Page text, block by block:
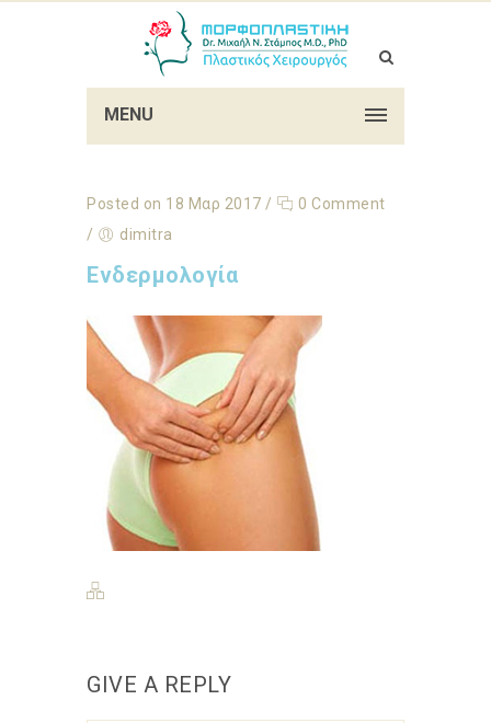
MENU
Posted on 18 Μαρ 2017 /
0 Comment
/
dimitra
Ενδερμολογία
GIVE A REPLY